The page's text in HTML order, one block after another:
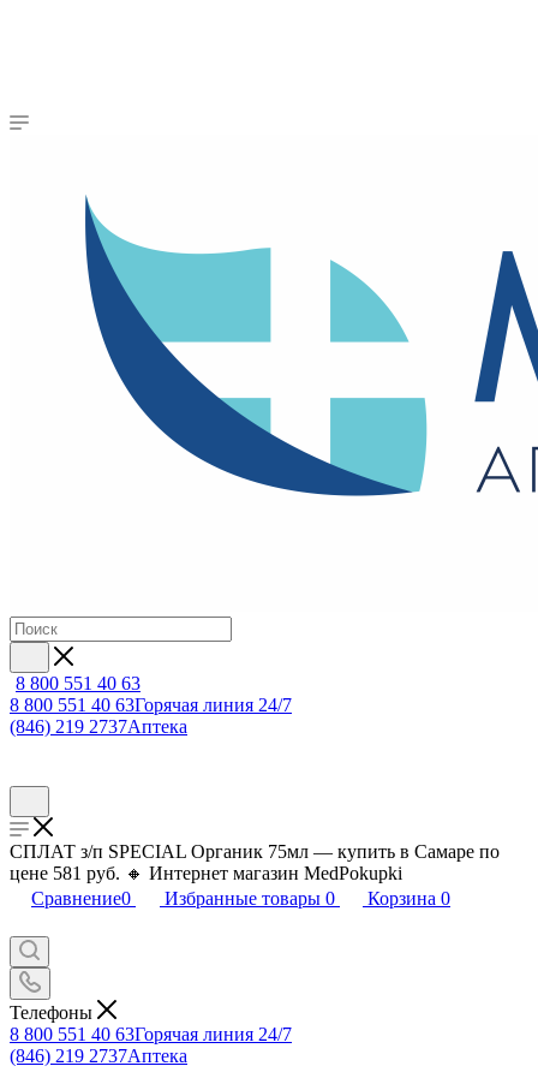
8 800 551 40 63
8 800 551 40 63Горячая линия 24/7
(846) 219 2737Аптека
СПЛАТ з/п SPECIAL Органик 75мл — купить в Самаре по
цене 581 руб. 🔸 Интернет магазин MedPokupki
Сравнение0 Избранные товары 0 Корзина 0
Телефоны
8 800 551 40 63Горячая линия 24/7
(846) 219 2737Аптека